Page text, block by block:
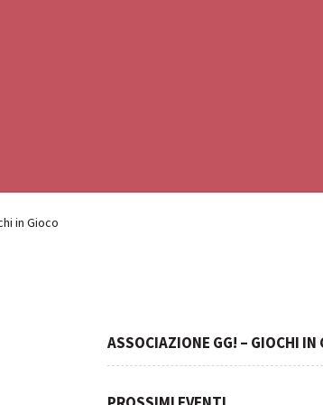
in Gioco
ASSOCIAZIONE GG! – GIOCHI IN